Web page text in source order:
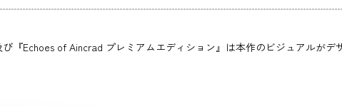
『Echoes of Aincrad プレミアムエディション』は本作のビジュアルが